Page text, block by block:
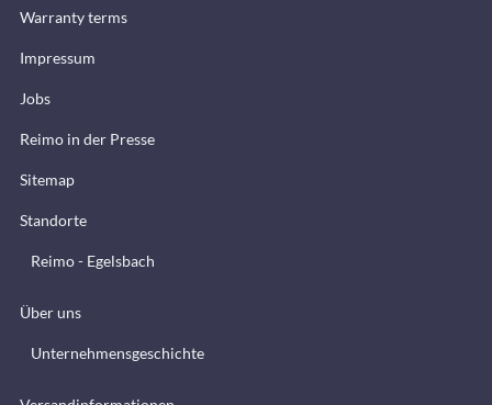
Warranty terms
Impressum
Jobs
Reimo in der Presse
Sitemap
Standorte
Reimo - Egelsbach
Über uns
Unternehmensgeschichte